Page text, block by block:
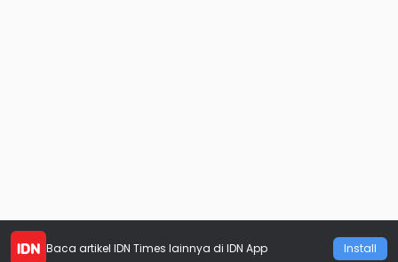
Baca artikel IDN Times lainnya di IDN App Install